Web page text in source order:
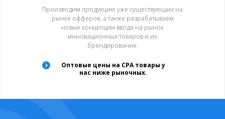
Производим продукцию уже существующих на
рынке офферов, а также разрабатываем
новые концепции ввода на рынок
инновационных товаров и их
брендирование.
Оптовые цены на CPA товары у
нас ниже рыночных.